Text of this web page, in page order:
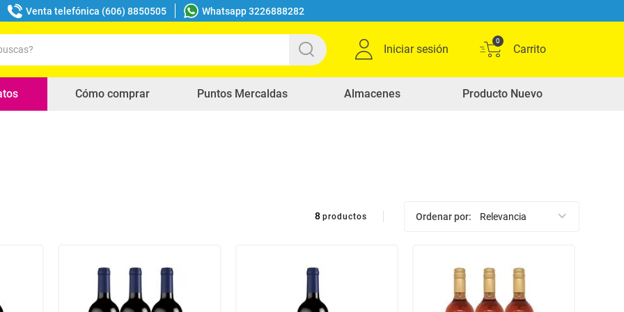
Venta telefónica (606) 8850505 Whatsapp 3226888282
Iniciar sesión
0
Cómo comprar Puntos Mercaldas Almacenes Producto Nuevo
8 productos Ordenar por Relevancia
buscados